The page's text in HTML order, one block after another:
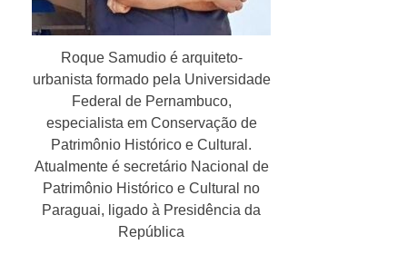
Roque Samudio é arquiteto-
urbanista formado pela Universidade
Federal de Pernambuco,
especialista em Conservação de
Patrimônio Histórico e Cultural.
Atualmente é secretário Nacional de
Patrimônio Histórico e Cultural no
Paraguai, ligado à Presidência da
República